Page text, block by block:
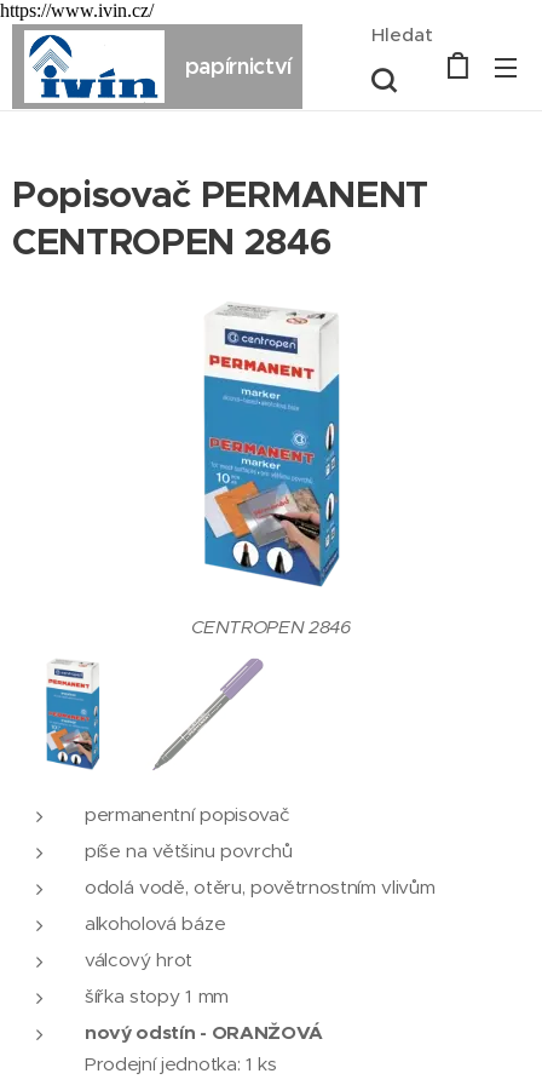
https://www.ivin.cz/
papírnictví
Hledat
Popisovač PERMANENT
CENTROPEN 2846
CENTROPEN 2846
permanentní popisovač
píše na většinu povrchů
odolá vodě, otěru, povětrnostním vlivům
alkoholová báze
válcový hrot
šířka stopy 1 mm
nový odstín - ORANŽOVÁ
Prodejní jednotka: 1 ks